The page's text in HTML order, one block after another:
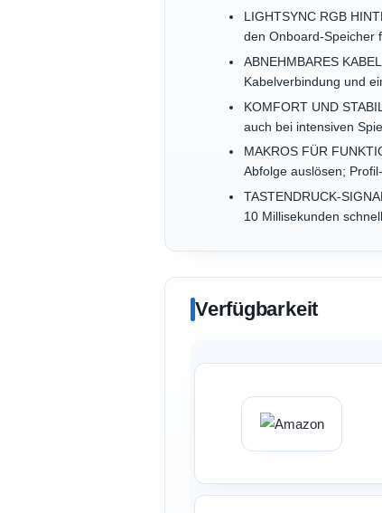
LIGHTSYNC RGB
den Onboard-Speicher
ABNEHMBARES
Kabelverbindung und
KOMFORT UND
auch bei intensiven
MAKROS FÜR
Abfolge auslösen;
TASTENDRUCK-
10 Millisekunden
Verfügbarkeit